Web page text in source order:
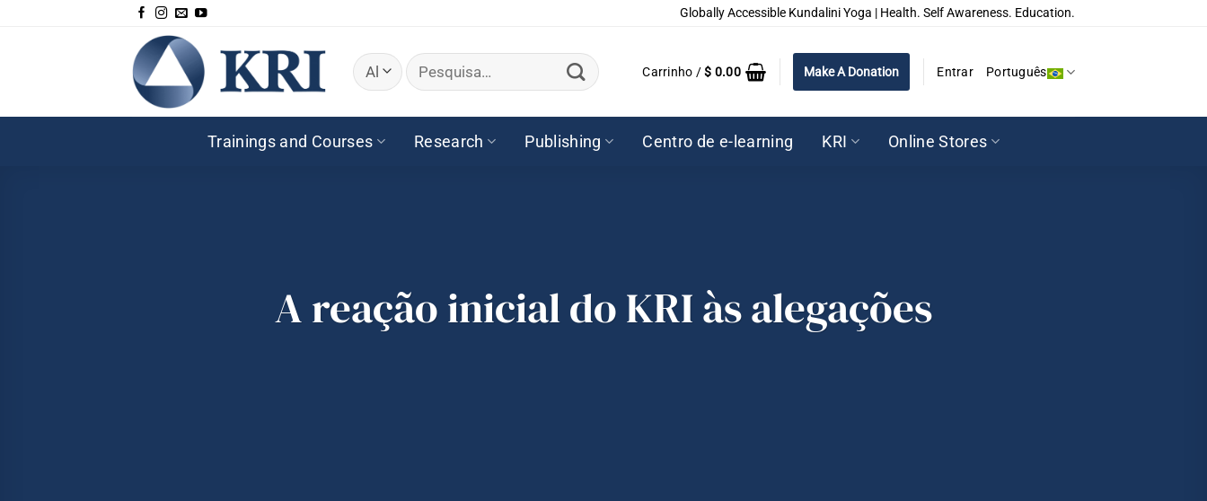
Globally Accessible Kundalini Yoga | Health. Self Awareness. Education.
Pesquisar
por:
Carrinho /$ 0.00 Make A Donation Entrar Português
Trainings and Courses Research Publishing Centro de e-learning KRI Online Stores
A reação inicial do KRI às alegações